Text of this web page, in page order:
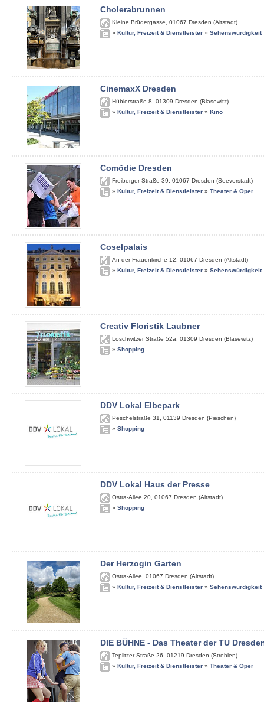
Cholerabrunnen
Kleine Brüdergasse 01067 Dresden (Altstadt)
» Kultur, Freizeit & Dienstleister » Sehenswürdigkeit
CinemaxX Dresden
Hüblerstraße 8 01309 Dresden (Blasewitz)
» Kultur, Freizeit & Dienstleister » Kino
Comödie Dresden
Freiberger Straße 39 01067 Dresden (Seevorstadt)
» Kultur, Freizeit & Dienstleister » Theater & Oper
Coselpalais
An der Frauenkirche 12 01067 Dresden (Altstadt)
» Kultur, Freizeit & Dienstleister » Sehenswürdigkeit
Creativ Floristik Laubner
Loschwitzer Straße 52a 01309 Dresden (Blasewitz)
» Shopping
DDV Lokal Elbepark
Peschelstraße 31 01139 Dresden (Pieschen)
» Shopping
DDV Lokal Haus der Presse
Ostra-Allee 20 01067 Dresden (Altstadt)
» Shopping
Der Herzogin Garten
Ostra-Allee 01067 Dresden (Altstadt)
» Kultur, Freizeit & Dienstleister » Sehenswürdigkeit
DIE BÜHNE - Das Theater der TU
Teplitzer Straße 26 01219 Dresden (Strehlen)
» Kultur, Freizeit & Dienstleister » Theater & Oper